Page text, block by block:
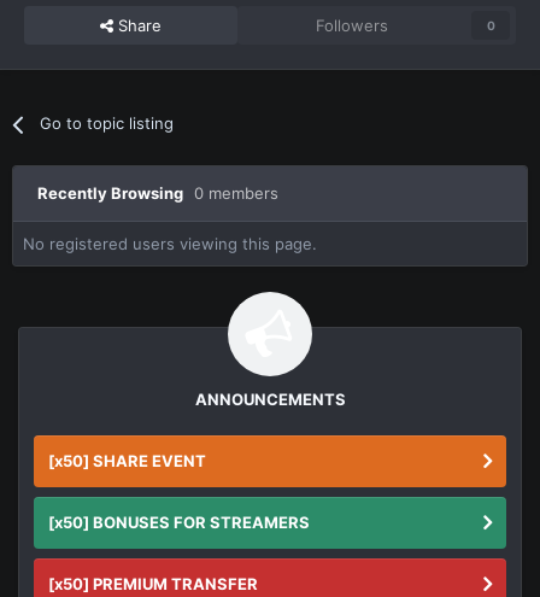
Share Followers 0
Go to topic listing
Recently Browsing 0 members
No registered users viewing this page.
ANNOUNCEMENTS
[x50] SHARE EVENT
[x50] BONUSES FOR STREAMERS
[x50] PREMIUM TRANSFER